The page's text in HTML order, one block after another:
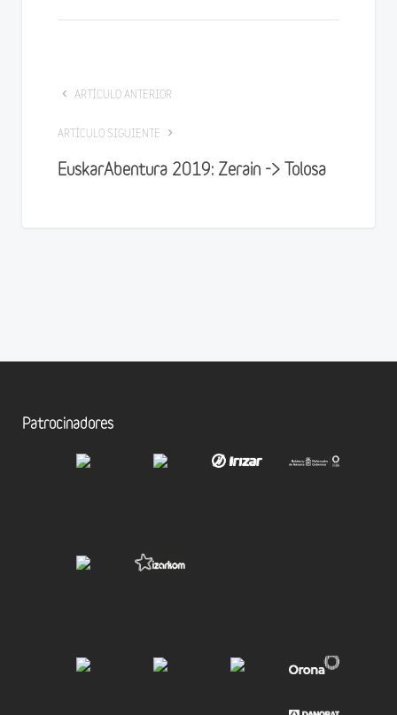
ARTÍCULO ANTERIOR
ARTÍCULO SIGUIENTE
EuskarAbentura 2019: Zerain -> Tolosa
Patrocinadores